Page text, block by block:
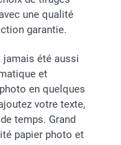
une qualité
garantie.
jamais été aussi
et
en quelques
votre texte,
temps. Grand
papier photo et